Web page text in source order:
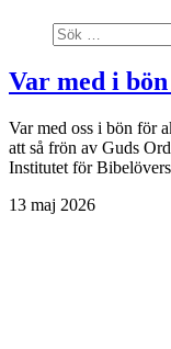
Var med i
Var med oss i bön för
att så frön av Guds
Institutet för
13 maj 2026